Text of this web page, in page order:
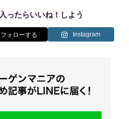
ったらいいね！しよう
Instagram